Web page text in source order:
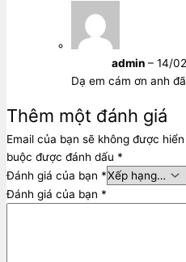
admin – 14/
Dạ em cám ơn anh
Thêm một đánh giá
Email của bạn sẽ không được
buộc được đánh dấu *
Đánh giá của bạn *
Đánh giá của bạn *